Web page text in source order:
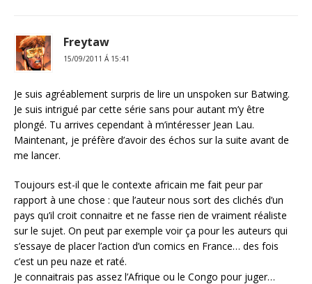
Freytaw
15/09/2011 Á 15:41
Je suis agréablement surpris de lire un unspoken sur Batwing.
Je suis intrigué par cette série sans pour autant m’y être
plongé. Tu arrives cependant à m’intéresser Jean Lau.
Maintenant, je préfère d’avoir des échos sur la suite avant de
me lancer.
Toujours est-il que le contexte africain me fait peur par
rapport à une chose : que l’auteur nous sort des clichés d’un
pays qu’il croit connaitre et ne fasse rien de vraiment réaliste
sur le sujet. On peut par exemple voir ça pour les auteurs qui
s’essaye de placer l’action d’un comics en France… des fois
c’est un peu naze et raté.
Je connaitrais pas assez l’Afrique ou le Congo pour juger…